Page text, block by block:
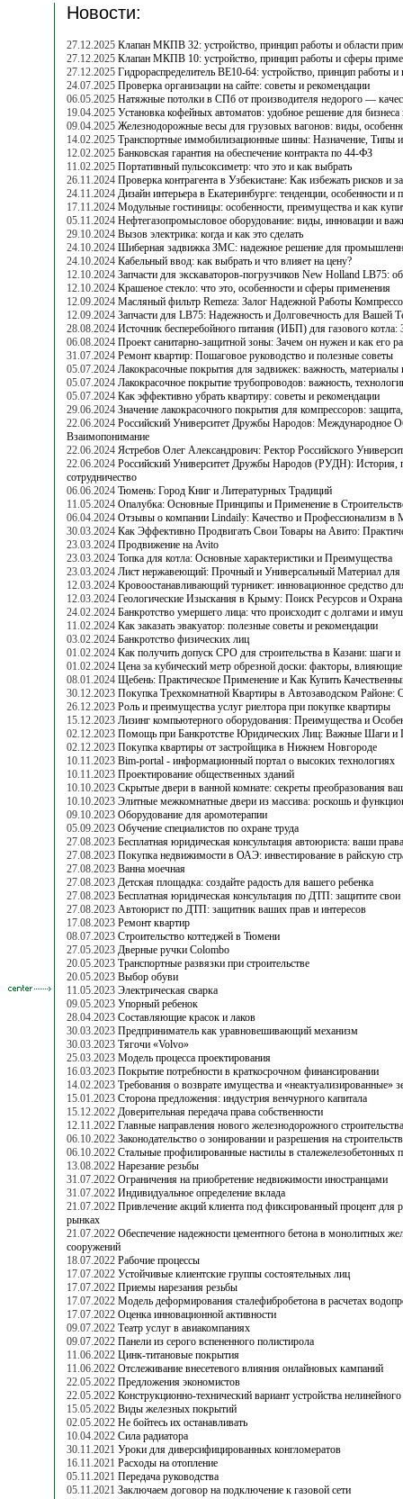
Новости:
27.12.2025 Клапан МКПВ 32: устройство, принцип работы и области
27.12.2025 Клапан МКПВ 10: устройство, принцип работы и сферы
27.12.2025 Гидрораспределитель ВЕ10-64: устройство, принцип работы и
24.07.2025 Проверка организации на сайте: советы и рекомендации
06.05.2025 Натяжные потолки в СПб от производителя недорого —
19.04.2025 Установка кофейных автоматов: удобное решение для
09.04.2025 Железнодорожные весы для грузовых вагонов: виды,
14.02.2025 Транспортные иммобилизационные шины: Назначение, Типы
12.02.2025 Банковская гарантия на обеспечение контракта по 44-ФЗ
11.02.2025 Портативный пульсоксиметр: что это и как выбрать
26.11.2024 Проверка контрагента в Узбекистане: Как избежать рисков и
24.11.2024 Дизайн интерьера в Екатеринбурге: тенденции, особенности
17.11.2024 Модульные гостиницы: особенности, преимущества и как
05.11.2024 Нефтегазопромысловое оборудование: виды, инновации и
29.10.2024 Вызов электрика: когда и как это сделать
24.10.2024 Шиберная задвижка ЗМС: надежное решение для
24.10.2024 Кабельный ввод: как выбрать и что влияет на цену?
12.10.2024 Запчасти для экскаваторов-погрузчиков New Holland LB75:
12.10.2024 Крашеное стекло: что это, особенности и сферы применения
12.09.2024 Масляный фильтр Remeza: Залог Надежной Работы
12.09.2024 Запчасти для LB75: Надежность и Долговечность для Вашей
28.08.2024 Источник бесперебойного питания (ИБП) для газового
06.08.2024 Проект санитарно-защитной зоны: Зачем он нужен и как его
31.07.2024 Ремонт квартир: Пошаговое руководство и полезные советы
05.07.2024 Лакокрасочные покрытия для задвижек: важность, материалы
05.07.2024 Лакокрасочное покрытие трубопроводов: важность,
05.07.2024 Как эффективно убрать квартиру: советы и рекомендации
29.06.2024 Значение лакокрасочного покрытия для компрессоров:
22.06.2024 Российский Университет Дружбы Народов: Международное
Взаимопонимание
22.06.2024 Ястребов Олег Александрович: Ректор Российского
22.06.2024 Российский Университет Дружбы Народов (РУДН): История,
сотрудничество
06.06.2024 Тюмень: Город Книг и Литературных Традиций
11.05.2024 Опалубка: Основные Принципы и Применение в
06.04.2024 Отзывы о компании Lindaily: Качество и Профессионализм в
30.03.2024 Как Эффективно Продвигать Свои Товары на Авито:
23.03.2024 Продвижение на Avito
23.03.2024 Топка для котла: Основные характеристики и Преимущества
23.03.2024 Лист нержавеющий: Прочный и Универсальный Материал
12.03.2024 Кровоостанавливающий турникет: инновационное средство
12.03.2024 Геологические Изыскания в Крыму: Поиск Ресурсов и
24.02.2024 Банкротство умершего лица: что происходит с долгами и
11.02.2024 Как заказать эвакуатор: полезные советы и рекомендации
03.02.2024 Банкротство физических лиц
01.02.2024 Как получить допуск СРО для строительства в Казани: шаги и
01.02.2024 Цена за кубический метр обрезной доски: факторы, влияющие
08.01.2024 Щебень: Практическое Применение и Как Купить
30.12.2023 Покупка Трехкомнатной Квартиры в Автозаводском Районе:
26.12.2023 Роль и преимущества услуг риелтора при покупке квартиры
15.12.2023 Лизинг компьютерного оборудования: Преимущества и
02.12.2023 Помощь при Банкротстве Юридических Лиц: Важные Шаги и
02.12.2023 Покупка квартиры от застройщика в Нижнем Новгороде
10.11.2023 Bim-portal - информационный портал о высоких технологиях
10.11.2023 Проектирование общественных зданий
10.10.2023 Скрытые двери в ванной комнате: cекреты преобразования
10.10.2023 Элитные межкомнатные двери из массива: роскошь и
09.10.2023 Оборудование для аромотерапии
05.09.2023 Обучение специалистов по охране труда
27.08.2023 Бесплатная юридическая консультация автоюриста: ваши
27.08.2023 Покупка недвижимости в ОАЭ: инвестирование в райскую
27.08.2023 Ванна моечная
27.08.2023 Детская площадка: создайте радость для вашего ребенка
27.08.2023 Бесплатная юридическая консультация по ДТП: защитите свои
27.08.2023 Автоюрист по ДТП: защитник ваших прав и интересов
17.08.2023 Ремонт квартир
08.07.2023 Строительство коттеджей в Тюмени
27.05.2023 Дверные ручки Colombo
20.05.2023 Транспортные развязки при строительстве
20.05.2023 Выбор обуви
11.05.2023 Электрическая сварка
09.05.2023 Упорный ребенок
28.04.2023 Составляющие красок и лаков
30.03.2023 Предприниматель как уравновешивающий механизм
30.03.2023 Тягочи «Volvo»
25.03.2023 Модель процесса проектирования
16.03.2023 Покрытие потребности в краткосрочном финансировании
14.02.2023 Требования о возврате имущества и «неактуализированные»
15.01.2023 Сторона предложения: индустрия венчурного капитала
15.12.2022 Доверительная передача права собственности
12.11.2022 Главные направления нового железнодорожного
06.10.2022 Законодательство о зонировании и разрешения на
06.10.2022 Стальные профилированные настилы в сталежелезобетонных
13.08.2022 Нарезание резьбы
31.07.2022 Ограничения на приобретение недвижимости иностранцами
31.07.2022 Индивидуальное определение вклада
21.07.2022 Привлечение акций клиента под фиксированный процент
рынках
21.07.2022 Обеспечение надежности цементного бетона в монолитных
сооружений
18.07.2022 Рабочие процессы
17.07.2022 Устойчивые клиентские группы состоятельных лиц
17.07.2022 Приемы нарезания резьбы
17.07.2022 Модель деформирования сталефибробетона в расчетах
17.07.2022 Оценка инновационной активности
09.07.2022 Театр услуг в авиакомпаниях
09.07.2022 Панели из серого вспененного полистирола
11.06.2022 Цинк-титановые покрытия
11.06.2022 Отслеживание внесетевого влияния онлайновых кампаний
22.05.2022 Предложения экономистов
22.05.2022 Конструкционно-технический вариант устройства
15.05.2022 Виды железных покрытий
02.05.2022 Не бойтесь их останавливать
10.04.2022 Сила радиатора
30.11.2021 Уроки для диверсифицированных конгломератов
16.11.2021 Расходы на отопление
05.11.2021 Передача руководства
05.11.2021 Заключаем договор на подключение к газовой сети